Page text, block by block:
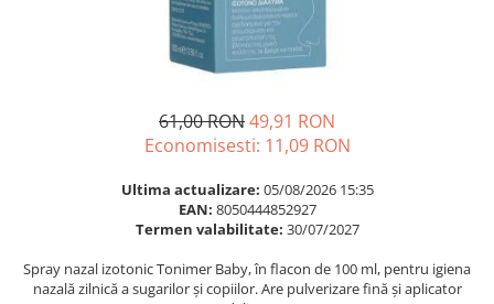
Somn stres si anxietate
Supliment Complexe
Supliment Magneziu
61,00 RON49,91 RON
Economisesti: 11,09 RON
Ultima actualizare: 05/08/2026 15:35
EAN: 8050444852927
Termen valabilitate: 30/07/2027
Spray nazal izotonic Tonimer Baby, în flacon de 100 ml, pentru igiena
nazală zilnică a sugarilor și copiilor. Are pulverizare fină și aplicator